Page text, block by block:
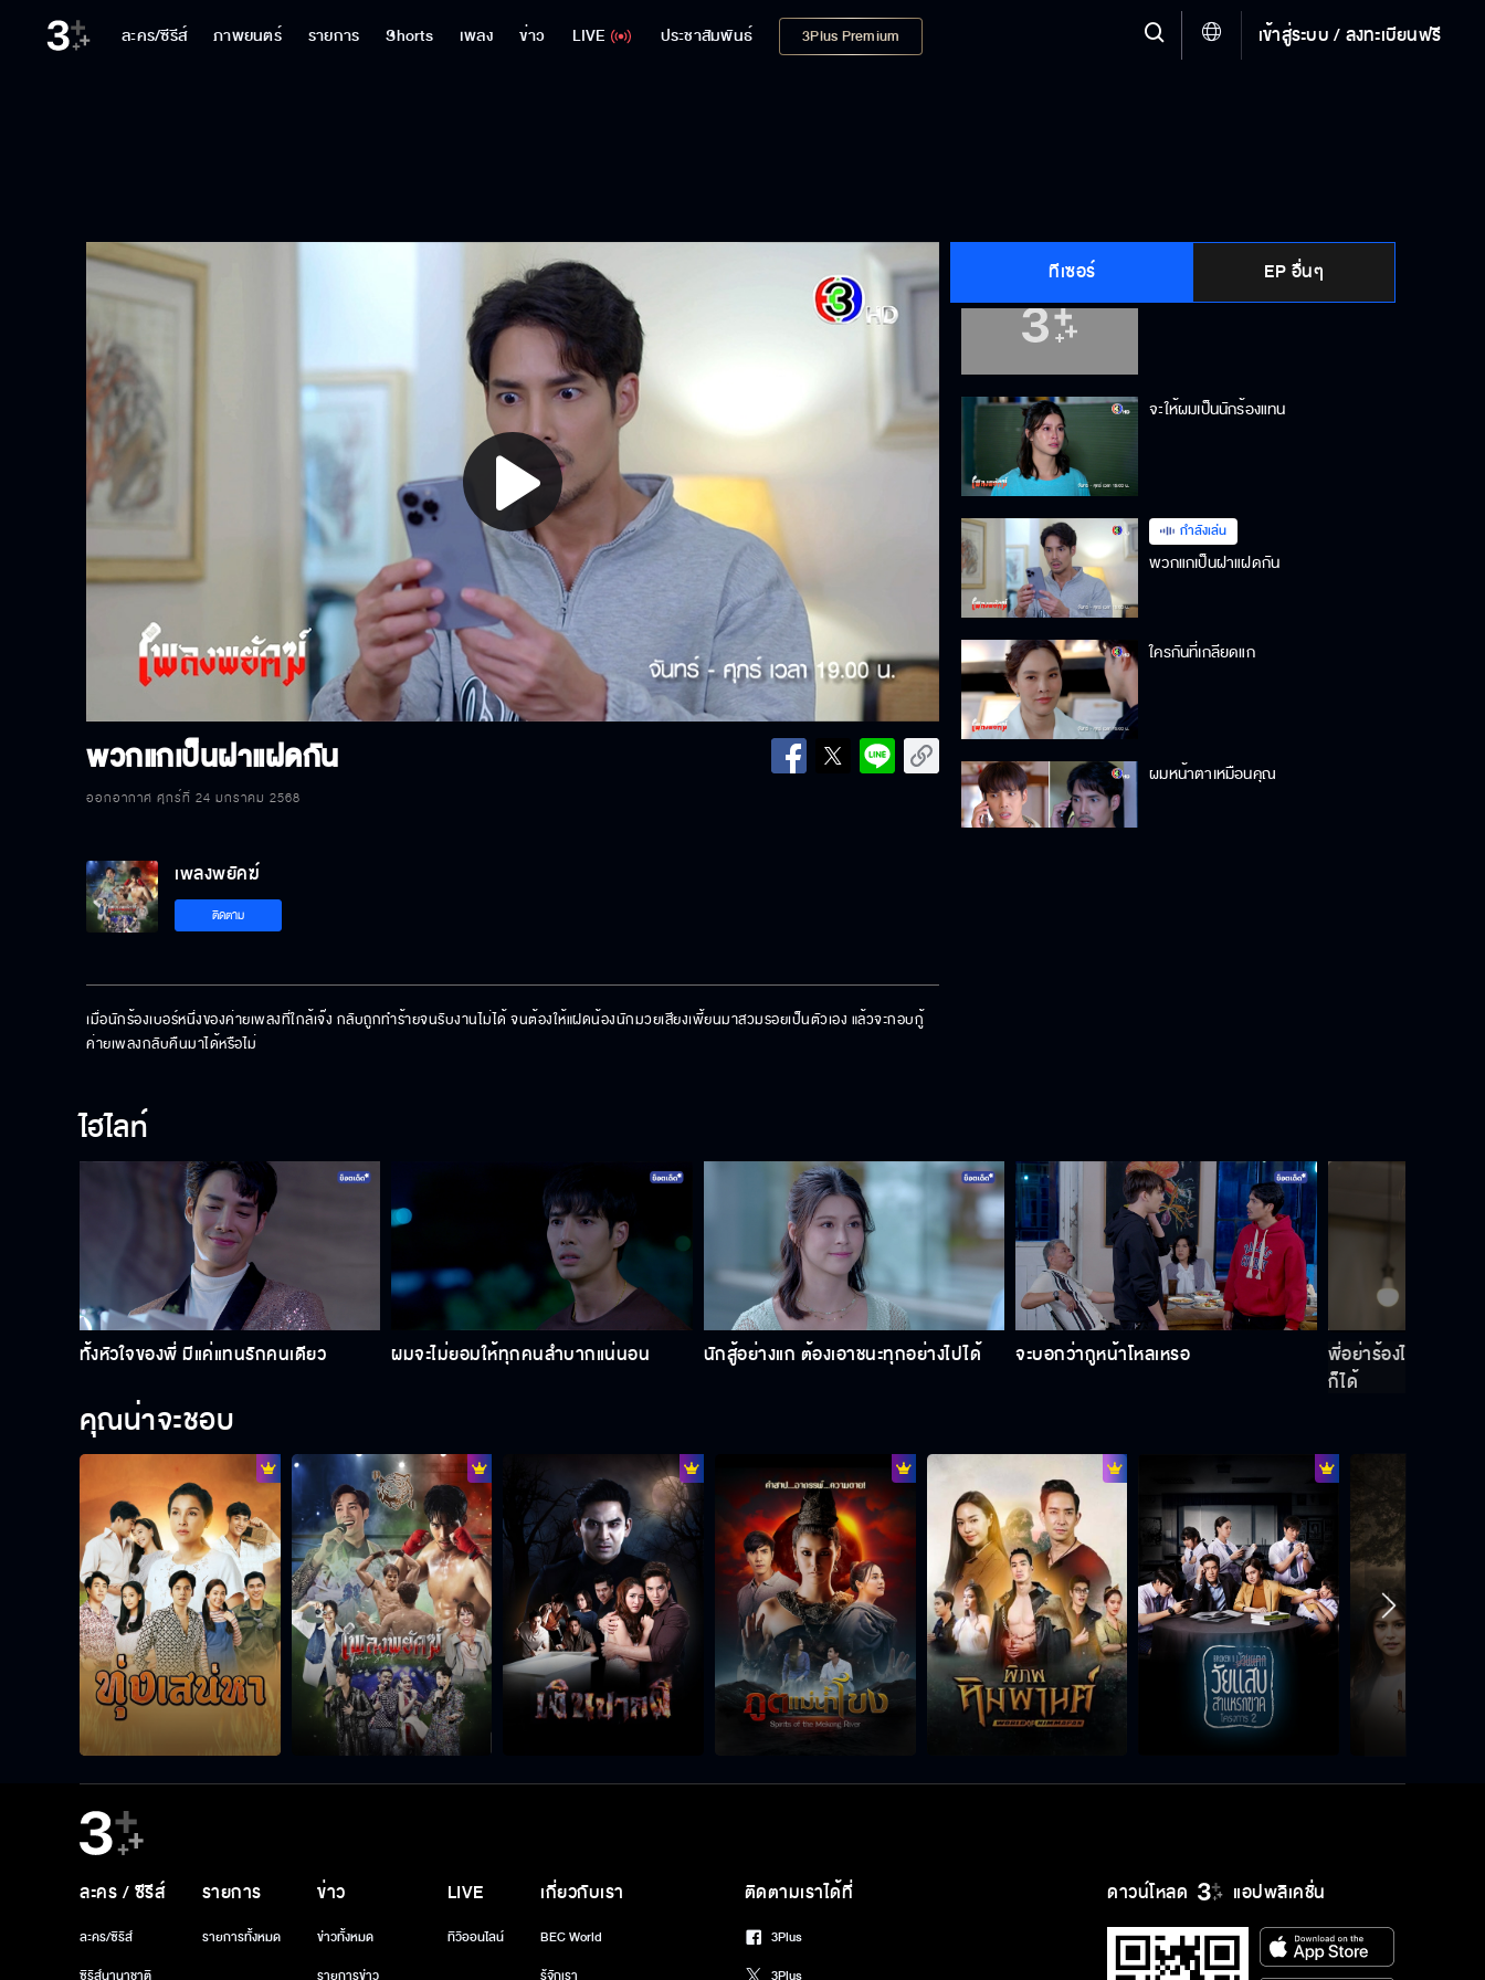
ละคร/ซีรีส์ ภาพยนตร์ รายการ Shorts เพลง ข่าว LIVE ประชาสัมพันธ์ 3Plus Premium เข้าสู่ระบบ / ลงทะเบียนฟรี
Play
Video
พวกแกเป็นฝาแฝดกัน
ออกอากาศ ศุกร์ที่ 24 มกราคม 2568
ทีเซอร์ EP อื่นๆ
หลงผู้หญิงจนเจ็บตัว
ถ้าพ่อแม่ยังอยู่ เราคงไม่แยกจากกัน
จะให้ผมเป็นนักร้องแทน
กำลังเล่น
พวกแกเป็นฝาแฝดกัน
ใครกันที่เกลียดแก
ผมหน้าตาเหมือนคุณ
เพลงพยัคฆ์ เร็วๆ นี้
เพลงพยัคฆ์
ติดตาม
เมื่อนักร้องเบอร์หนึ่งของค่ายเพลงที่ใกล้เจ๊ง กลับถูกทำร้ายจนรับงานไม่ได้ จนต้องให้แฝดน้องนักมวยเสียงเพี้ยนมาสวมรอยเป็นตัวเอง แล้วจะกอบกู้
ค่ายเพลงกลับคืนมาได้หรือไม่
ไฮไลท์
ทั้งหัวใจของพี่ มีแค่แทนรักคนเดียว ผมจะไม่ยอมให้ทุกคนลำบากแน่นอน นักสู้อย่างแก ต้องเอาชนะทุกอย่างไปได้ จะบอกว่ากูหน้าโหลเหรอ
พี่อย่าร้องไห้นะ พี่อา
ก็ได้
คุณน่าจะชอบ
ดาวน์โหลด แอปพลิเคชั่น
ละคร / ซีรีส์
ละคร/ซีรีส์
รายการ
รายการทั้งหมด
ข่าว
ข่าวทั้งหมด
LIVE
ทีวีออนไลน์
เกี่ยวกับเรา
BEC World
ติดตามเราได้ที่
3Plus